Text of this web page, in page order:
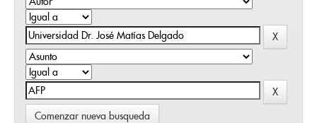
Comenzar nueva busqueda